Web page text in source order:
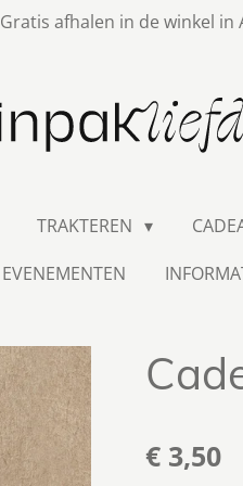
Gratis afhalen in de winkel in
TRAKTEREN
EVENEMENTEN
€ 3,50